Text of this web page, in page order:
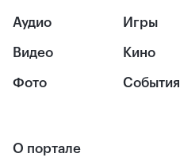
Аудио
Видео
Фото
Игры
Кино
События
О портале